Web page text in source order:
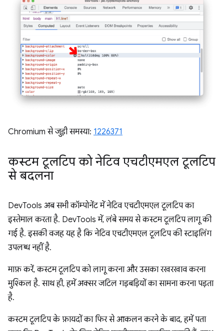
Chromium से जुड़ी समस्या: 1226371
कस्टम टूलटिप को नेटिव एचटीएमएल टूलटिप
से बदलना
DevTools अब सभी कॉम्पोनेंट में नेटिव एचटीएमएल टूलटिप का
इस्तेमाल करता है. DevTools में, लंबे समय से कस्टम टूलटिप लागू की
गई है. इसकी वजह यह है कि नेटिव एचटीएमएल टूलटिप की स्टाइलिंग
उपलब्ध नहीं है.
माफ़ करें, कस्टम टूलटिप को लागू करना और उसका रखरखाव करना
मुश्किल है. साथ ही, हमें अक्सर जटिल गड़बड़ियों का सामना करना पड़ता
है.
कस्टम टूलटिप के फ़ायदों का फिर से आकलन करने के बाद, हमें पता